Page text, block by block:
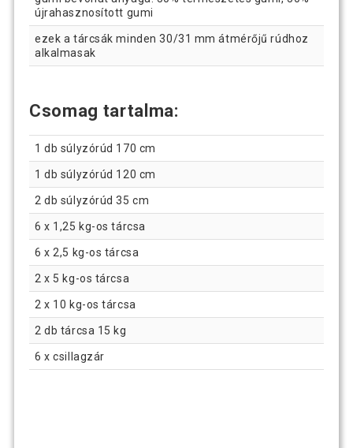
újrahasznosított gumi
ezek a tárcsák minden 30/31 mm átmérőjű rúdhoz
alkalmasak
Csomag tartalma:
1 db súlyzórúd 170 cm
1 db súlyzórúd 120 cm
2 db súlyzórúd 35 cm
6 x 1,25 kg-os tárcsa
6 x 2,5 kg-os tárcsa
2 x 5 kg-os tárcsa
2 x 10 kg-os tárcsa
2 db tárcsa 15 kg
6 x csillagzár